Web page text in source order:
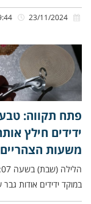
פתח תקווה:
ידידים חילץ
משעות
במוקד ידידים אודות